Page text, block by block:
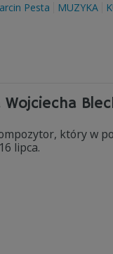
Pesta MUZYKA
który w
lipca.